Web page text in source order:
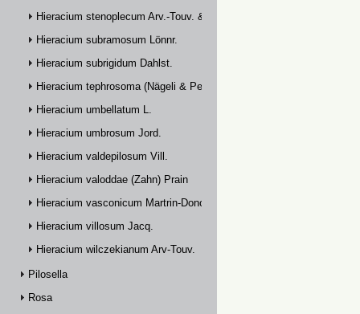
Hieracium stenoplecum Arv.-Touv. & Huter
Hieracium subramosum Lönnr.
Hieracium subrigidum Dahlst.
Hieracium tephrosoma (Nägeli & Peter) Zahn
Hieracium umbellatum L.
Hieracium umbrosum Jord.
Hieracium valdepilosum Vill.
Hieracium valoddae (Zahn) Prain
Hieracium vasconicum Martrin-Donos
Hieracium villosum Jacq.
Hieracium wilczekianum Arv-Touv.
Pilosella
Rosa